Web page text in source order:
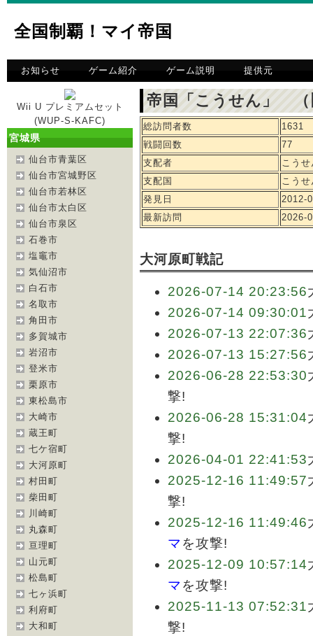
全国制覇！マイ帝国
お知らせ ゲーム紹介 ゲーム説明 提供元
Wii U プレミアムセット
(WUP-S-KAFC)
宮城県
仙台市青葉区
仙台市宮城野区
仙台市若林区
仙台市太白区
仙台市泉区
石巻市
塩竈市
気仙沼市
白石市
名取市
角田市
多賀城市
岩沼市
登米市
栗原市
東松島市
大崎市
蔵王町
七ケ宿町
大河原町
村田町
柴田町
川崎町
丸森町
亘理町
山元町
松島町
七ヶ浜町
利府町
大和町
帝国「こうせん」 （
総訪問者数
1631
戦闘回数
77
支配者
こうせ
支配国
こうせ
発見日
2012-
最新訪問
2026-
大河原町戦記
2026-07-14 20:23:56
2026-07-14 09:30:01
2026-07-13 22:07:36
2026-07-13 15:27:56
2026-06-28 22:53:30
撃!
2026-06-28 15:31:04
撃!
2026-04-01 22:41:53
2025-12-16 11:49:57
撃!
2025-12-16 11:49:46
マを攻撃!
2025-12-09 10:57:14
マを攻撃!
2025-11-13 07:52:31
撃!